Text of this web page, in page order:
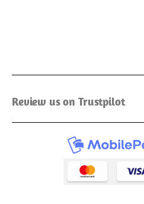
Review us on Trustpilot